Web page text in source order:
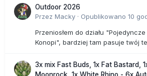
Outdoor 2026
Przez Macky · Opublikowano 10
Przeniosłem do działu
Konopi", bardziej tam pasuje twój
3x mix Fast Buds, 1x Fat Bastard,
Moonrock, 1x White Rhino - 6x